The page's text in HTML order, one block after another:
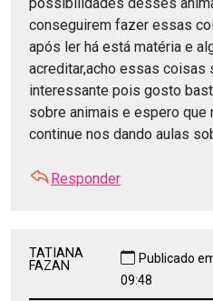
possibilidades desses
conseguirem fazer essas
após ler há está matéria e
acreditar,acho essas coisas
interessante pois gosto
sobre animais e espero que
continue nos dando aulas
Responder
TATIANA
FAZAN
Publicado
09:48